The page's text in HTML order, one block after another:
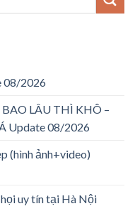
08/2026
LÂU THÌ KHÔ –
Update 08/2026
(hình ảnh+video)
uy tín tại Hà Nội